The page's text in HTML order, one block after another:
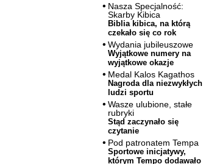
Nasza Specjalność:
Skarby Kibica
Biblia kibica, na którą
czekało się co rok
Wydania jubileuszowe
Wyjątkowe numery na
wyjątkowe okazje
Medal Kalos Kagathos
Nagroda dla niezwykłych
ludzi sportu
Wasze ulubione, stałe
rubryki
Stąd zaczynało się
czytanie
Pod patronatem Tempa
Sportowe inicjatywy,
którym Tempo dodawało